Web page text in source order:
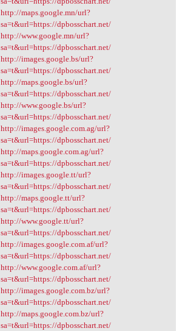
http://maps.google.mn/url?
sa=t&url=https://dpbosschart.net/
http://www.google.mn/url?
sa=t&url=https://dpbosschart.net/
http://images.google.bs/url?
sa=t&url=https://dpbosschart.net/
http://maps.google.bs/url?
sa=t&url=https://dpbosschart.net/
http://www.google.bs/url?
sa=t&url=https://dpbosschart.net/
http://images.google.com.ag/url?
sa=t&url=https://dpbosschart.net/
http://maps.google.com.ag/url?
sa=t&url=https://dpbosschart.net/
http://images.google.tt/url?
sa=t&url=https://dpbosschart.net/
http://maps.google.tt/url?
sa=t&url=https://dpbosschart.net/
http://www.google.tt/url?
sa=t&url=https://dpbosschart.net/
http://images.google.com.af/url?
sa=t&url=https://dpbosschart.net/
http://www.google.com.af/url?
sa=t&url=https://dpbosschart.net/
http://images.google.com.bz/url?
sa=t&url=https://dpbosschart.net/
http://maps.google.com.bz/url?
sa=t&url=https://dpbosschart.net/